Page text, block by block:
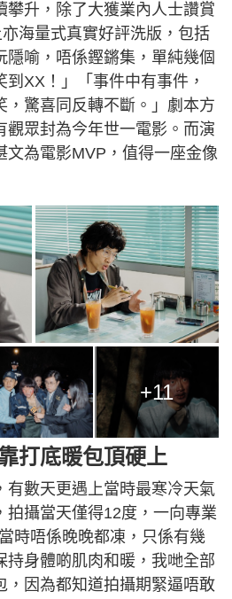
攀升，除了大獲業內人士讚賞
海量式真實好評洗版，包括
隱喻，唔係鏗鏘集，單純幾個
XX！」「事件中有事件，
，驚喜同反轉不斷。」劇本方
觀眾封為今年世一電影。而演
文為電影MVP，值得一座金像
+11
打底暖包頂硬上
有數天更遇上當時最寒冷天氣
拍攝當天僅得12度，一向專業
時唔係晚晚都凍，只係有幾
持身體啲肌肉和暖，我哋全部
，因為都知道拍攝期緊逼唔敢